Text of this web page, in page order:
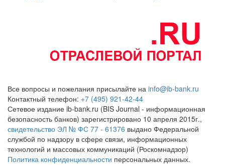
Все вопросы и пожелания присылайте на info@ib-bank.ru
Контактный телефон: +7 (495) 921-42-44
Сетевое издание ib-bank.ru (BIS Journal - информационная
безопасность банков) зарегистрировано 10 апреля 2015г.,
свидетельство ЭЛ № ФС 77 - 61376 выдано Федеральной
службой по надзору в сфере связи, информационных
технологий и массовых коммуникаций (Роскомнадзор)
Политика конфиденциальности персональных данных.